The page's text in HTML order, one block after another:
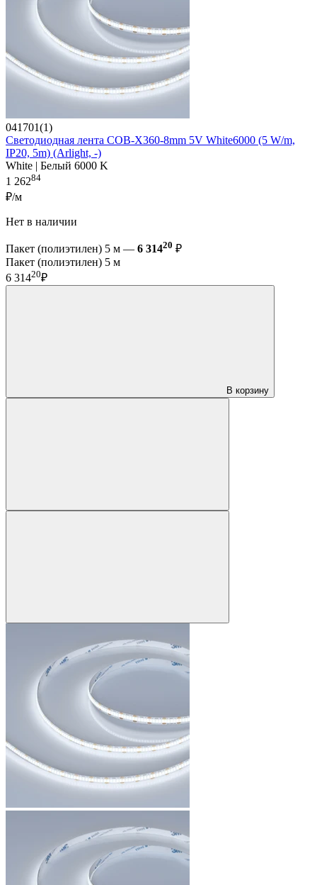
041701(1)
Светодиодная лента COB-X360-8mm 5V White6000 (5 W/m,
IP20, 5m) (Arlight, -)
White | Белый 6000 K
1 26284
₽/м
Нет в наличии
Пакет (полиэтилен) 5 м — 6 31420 ₽
Пакет (полиэтилен) 5 м
6 31420₽
В корзину